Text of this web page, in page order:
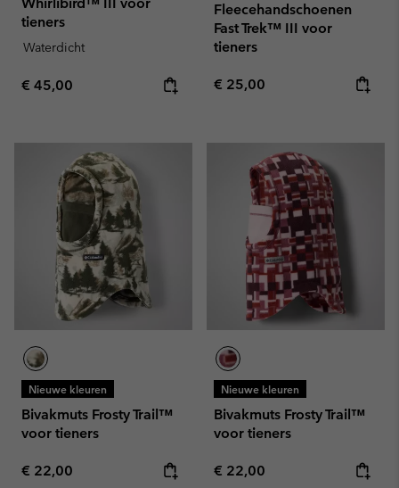
tieners
Waterdicht
Regular price:
€ 45,00
Fleecehandschoenen
Fast Trek™ III voor
tieners
Regular price:
€ 25,00
Nieuwe kleuren
Bivakmuts Frosty Trail™
voor tieners
Regular price:
€ 22,00
Nieuwe kleuren
Bivakmuts Frosty Trail™
voor tieners
Regular price:
€ 22,00